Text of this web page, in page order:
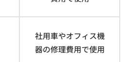
社用車やオフィス機
器の修理費用で使用